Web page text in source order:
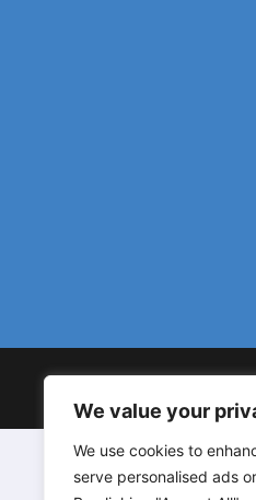
We value your
We use cookies to
serve personalised ads
Copyright © 2026